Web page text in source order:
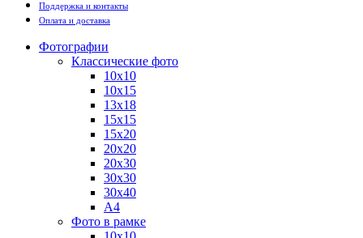
Поддержка и контакты
Оплата и доставка
Фотографии
Классические фото
10х10
10х15
13х18
15х15
15х20
20х20
20х30
30х30
30х40
А4
Фото в рамке